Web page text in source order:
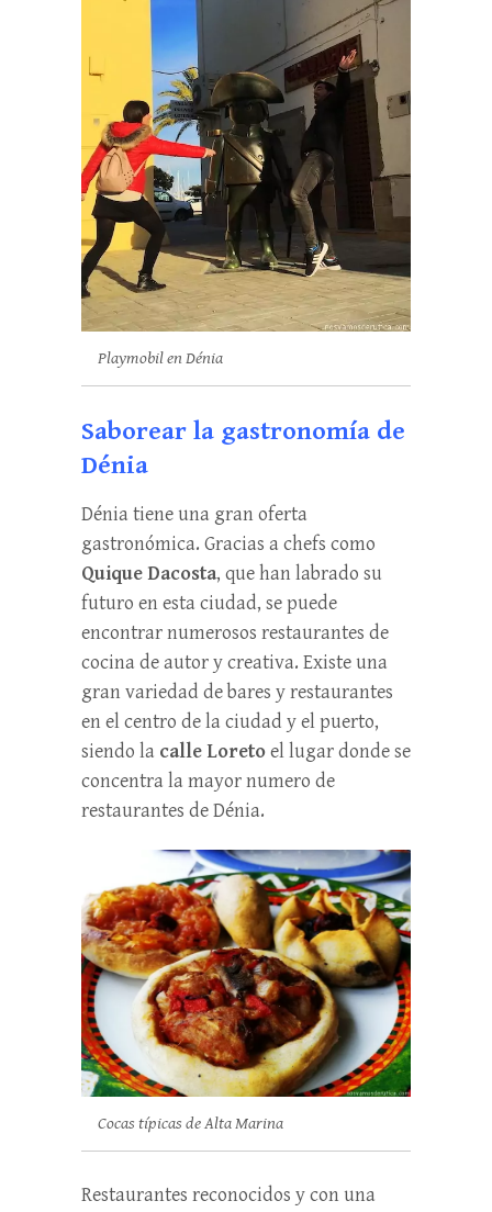
Playmobil en Dénia
Saborear la gastronomía de
Dénia
Dénia tiene una gran oferta
gastronómica. Gracias a chefs como
Quique Dacosta, que han labrado su
futuro en esta ciudad, se puede
encontrar numerosos restaurantes de
cocina de autor y creativa. Existe una
gran variedad de bares y restaurantes
en el centro de la ciudad y el puerto,
siendo la calle Loretoel lugar donde se
concentra la mayor numero de
restaurantes de Dénia.
Cocas típicas de Alta Marina
Restaurantes reconocidos y con una